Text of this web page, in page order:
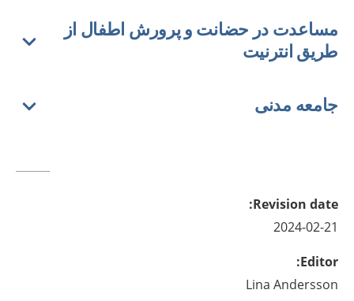
مساعدت در حضانت و پرورش اطفال از
طریق انترنیت
جامعه مدنی
Revision date
:
2024-02-21
Editor
:
Lina Andersson